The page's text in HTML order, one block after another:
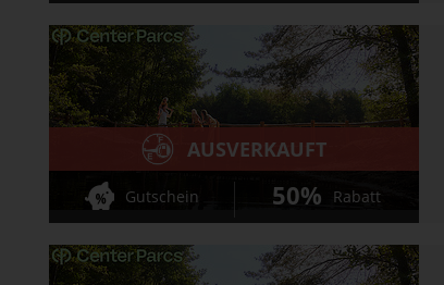
AUSVERKAUFT
Gutschein 50% Rabatt